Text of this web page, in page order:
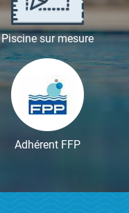
Piscine sur mesure
Adhérent FFP